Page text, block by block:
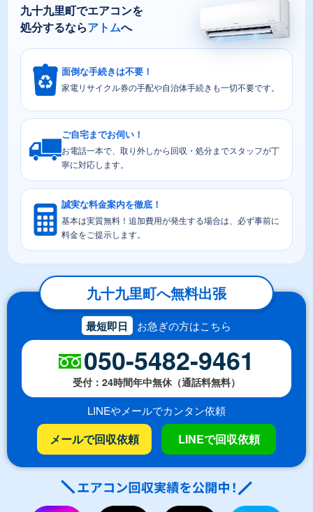
九十九里町でエアコンを
処分するならアトムへ
面倒な手続きは不要！
家電リサイクル券の手配や自治体手続きも一切不要です。
ご自宅までお伺い！
お電話一本で、取り外しから回収・処分までスタッフが丁
寧に対応します。
誠実な料金案内を徹底！
基本は実質無料！追加費用が発生する場合は、必ず事前に
料金をご提示します。
九十九里町へ無料出張
最短即日 お急ぎの方はこちら
050-5482-9461
受付：24時間年中無休（通話料無料）
LINEやメールでカンタン依頼
メールで回収依頼 LINEで回収依頼